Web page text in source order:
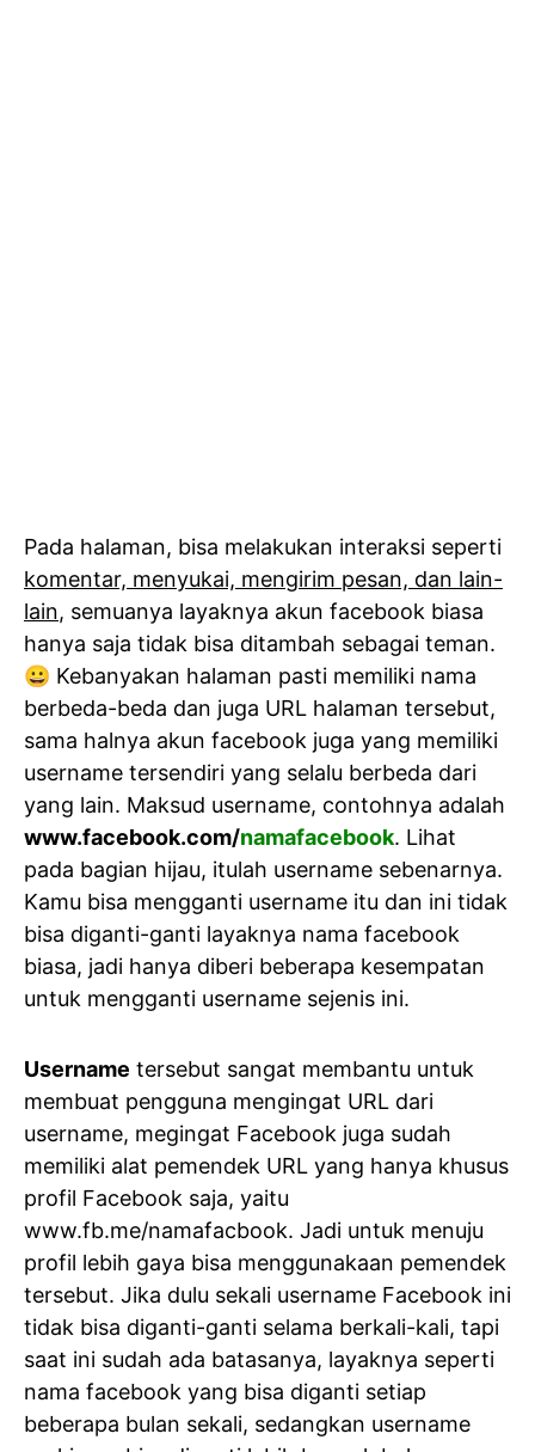
Pada halaman, bisa melakukan interaksi seperti
komentar, menyukai, mengirim pesan, dan lain-
lain, semuanya layaknya akun facebook biasa
hanya saja tidak bisa ditambah sebagai teman.
😀 Kebanyakan halaman pasti memiliki nama
berbeda-beda dan juga URL halaman tersebut,
sama halnya akun facebook juga yang memiliki
username tersendiri yang selalu berbeda dari
yang lain. Maksud username, contohnya adalah
www.facebook.com/namafacebook. Lihat
pada bagian hijau, itulah username sebenarnya.
Kamu bisa mengganti username itu dan ini tidak
bisa diganti-ganti layaknya nama facebook
biasa, jadi hanya diberi beberapa kesempatan
untuk mengganti username sejenis ini.
Username tersebut sangat membantu untuk
membuat pengguna mengingat URL dari
username, megingat Facebook juga sudah
memiliki alat pemendek URL yang hanya khusus
profil Facebook saja, yaitu
www.fb.me/namafacbook. Jadi untuk menuju
profil lebih gaya bisa menggunakaan pemendek
tersebut. Jika dulu sekali username Facebook ini
tidak bisa diganti-ganti selama berkali-kali, tapi
saat ini sudah ada batasanya, layaknya seperti
nama facebook yang bisa diganti setiap
beberapa bulan sekali, sedangkan username